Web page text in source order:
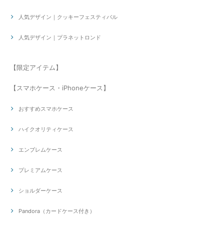
人気デザイン｜クッキーフェスティバル
人気デザイン｜プラネットロンド
【限定アイテム】
【スマホケース・iPhoneケース】
おすすめスマホケース
ハイクオリティケース
エンブレムケース
プレミアムケース
ショルダーケース
Pandora（カードケース付き）